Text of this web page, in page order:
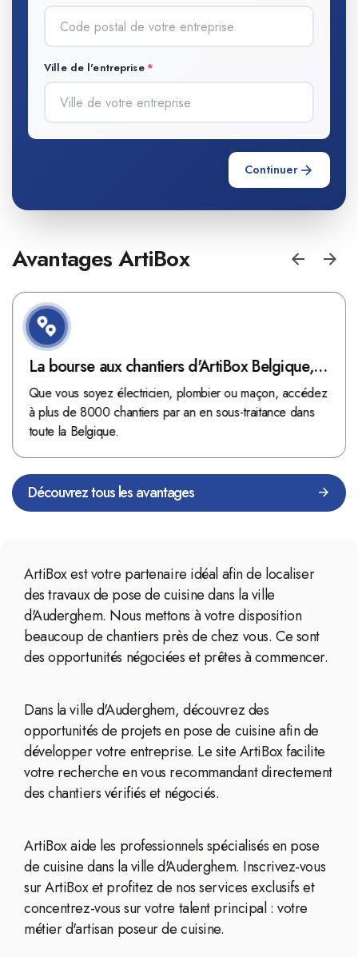
Ville de l'entreprise
Continuer
Avantages ArtiBox
La bourse aux chantiers d'ArtiBox Belgique,
véritable mine d'or !
Que vous soyez électricien, plombier ou maçon, accédez
à plus de 8000 chantiers par an en sous-traitance dans
toute la Belgique.
Découvrez tous les avantages
ArtiBox est votre partenaire idéal afin de localiser
des travaux de pose de cuisine dans la ville
d'Auderghem. Nous mettons à votre disposition
beaucoup de chantiers près de chez vous. Ce sont
des opportunités négociées et prêtes à commencer.
Dans la ville d'Auderghem, découvrez des
opportunités de projets en pose de cuisine afin de
développer votre entreprise. Le site ArtiBox facilite
votre recherche en vous recommandant directement
des chantiers vérifiés et négociés.
ArtiBox aide les professionnels spécialisés en pose
de cuisine dans la ville d'Auderghem. Inscrivez-vous
sur ArtiBox et profitez de nos services exclusifs et
concentrez-vous sur votre talent principal : votre
métier d'artisan poseur de cuisine.